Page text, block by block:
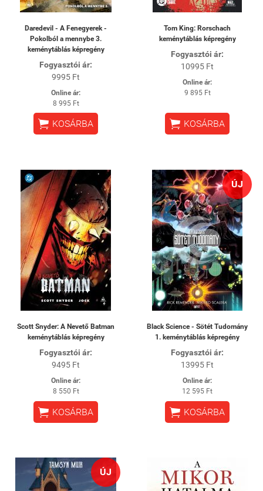
Daredevil - A Fenegyerek -
Pokolból a mennybe 3.
keménytáblás képregény
Fogyasztói ár:
9995 Ft
Online ár:
8 995 Ft
 KOSÁRBA
Tom King: Rorschach
keménytáblás képregény
Fogyasztói ár:
10995 Ft
Online ár:
9 895 Ft
 KOSÁRBA
Scott Snyder: A Nevető Batman
keménytáblás képregény
Fogyasztói ár:
9495 Ft
Online ár:
8 550 Ft
 KOSÁRBA
ÚJ
Black Science - Sötét Tudomány
1. keménytáblás képregény
Fogyasztói ár:
13995 Ft
Online ár:
12 595 Ft
 KOSÁRBA
ÚJ